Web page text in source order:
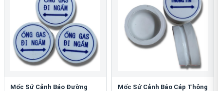
Mốc Sứ Cảnh Báo Đường
Mốc Sứ Cảnh Báo Cáp Thông